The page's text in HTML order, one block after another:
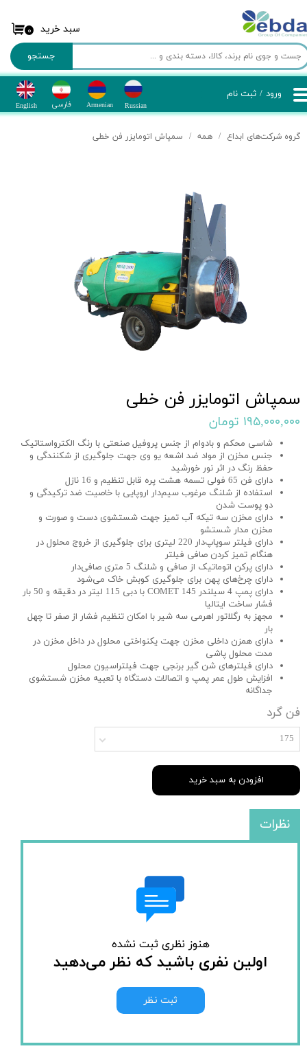
جستجو
۰ سبد خرید
​فارسی ​​English Russian
Armenian
ورود / ثبت نام
حساب کاربری من
تغییر کلمه عبور
سفارشات
گروه شرکت‌های ابداع همه سمپاش اتومایزر فن خطی
سمپاش اتومایزر فن خطی
۱۹۵,۰۰۰,۰۰۰ تومان
شاسی محکم و بادوام از جنس پروفیل صنعتی با رنگ الکترواستاتیک
جنس مخزن از مواد ضد اشعه یو وی جهت جلوگیری از شکنندگی و
حفظ رنگ در اثر نور خورشید
دارای فن 65 فولی تسمه هشت پره قابل تنظیم و 16 نازل
استفاده از شلنگ مرغوب سیم‌دار اروپایی با خاصیت ضد ترکیدگی و
دو پوست شدن
دارای مخزن سه تیکه آب تمیز جهت شستشوی دست و صورت و
مخزن مدار شستشو
دارای فیلتر سوپاپ‌دار 220 لیتری برای جلوگیری از خروج محلول در
هنگام تمیز کردن صافی فیلتر
دارای پرکن اتوماتیک از صافی و شلنگ 5 متری صافی‌دار
دارای چرخ‌های پهن برای جلوگیری کوبش خاک می­‌شود
دارای پمپ 4 سیلندر COMET 145 با دبی 115 لیتر در دقیقه و 50 بار
فشار ساخت ایتالیا
مجهز به رگلاتور اهرمی سه شیر با امکان تنظیم فشار از صفر تا چهل
بار
دارای هم­زن داخلی مخزن جهت یکنواختی محلول در داخل مخزن در
مدت محلول پاشی
دارای فیلترهای شن گیر برنجی جهت فیلتراسیون محلول
افزایش طول عمر پمپ و اتصالات دستگاه با تعبیه مخزن شستشوی
جداگانه
فن گرد
175
افزودن به سبد خرید
نظرات
هنوز نظری ثبت نشده
اولین نفری باشید که نظر می‌دهید
ثبت نظر